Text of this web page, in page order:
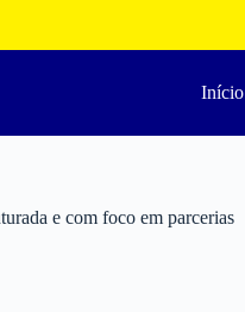
Início
e com foco em parcerias